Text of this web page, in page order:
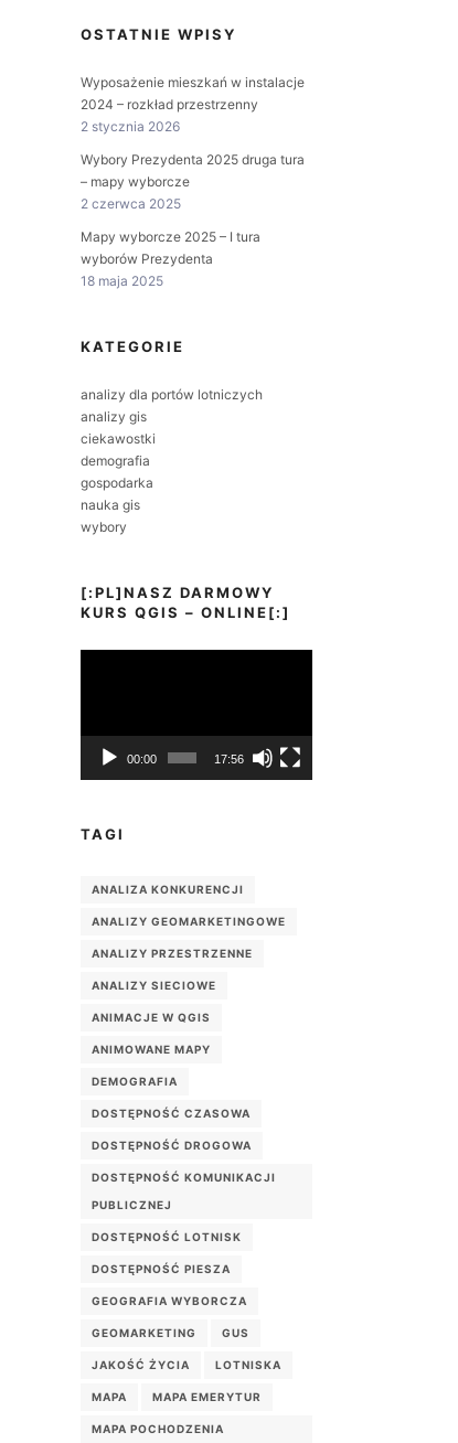
OSTATNIE WPISY
Wyposażenie mieszkań w instalacje
2024 – rozkład przestrzenny
2 stycznia 2026
Wybory Prezydenta 2025 druga tura
– mapy wyborcze
2 czerwca 2025
Mapy wyborcze 2025 – I tura
wyborów Prezydenta
18 maja 2025
KATEGORIE
analizy dla portów lotniczych
analizy gis
ciekawostki
demografia
gospodarka
nauka gis
wybory
[:PL]NASZ DARMOWY
KURS QGIS – ONLINE[:]
00:00 17:56
TAGI
ANALIZA KONKURENCJI
ANALIZY GEOMARKETINGOWE
ANALIZY PRZESTRZENNE
ANALIZY SIECIOWE
ANIMACJE W QGIS
ANIMOWANE MAPY
DEMOGRAFIA
DOSTĘPNOŚĆ CZASOWA
DOSTĘPNOŚĆ DROGOWA
DOSTĘPNOŚĆ KOMUNIKACJI
PUBLICZNEJ
DOSTĘPNOŚĆ LOTNISK
DOSTĘPNOŚĆ PIESZA
GEOGRAFIA WYBORCZA
GEOMARKETING GUS
JAKOŚĆ ŻYCIA LOTNISKA
MAPA MAPA EMERYTUR
MAPA POCHODZENIA